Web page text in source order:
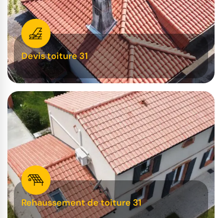
Devis toiture 31
Rehaussement de toiture 31